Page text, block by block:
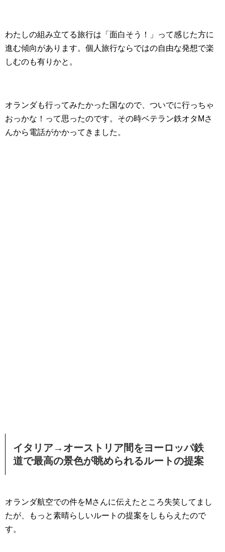
わたしの組み立てる旅行は「面白そう！」って感じた方に
進む傾向があります。個人旅行ならではの自由な発想で楽
しむのも有りかと。
オランダも行ってみたかった国なので、ついでに行っちゃ
おっかな！って思ったのです。その時ベテラン鉄オタMさ
んから電話がかかってきました。
イタリア→オーストリア間をヨーロッパ鉄
道で最高の景色が眺められるルートの提案
オランダ航空での件をMさんに伝えたところ失笑してまし
たが、もっと素晴らしいルートの提案をしもらえたので
す。